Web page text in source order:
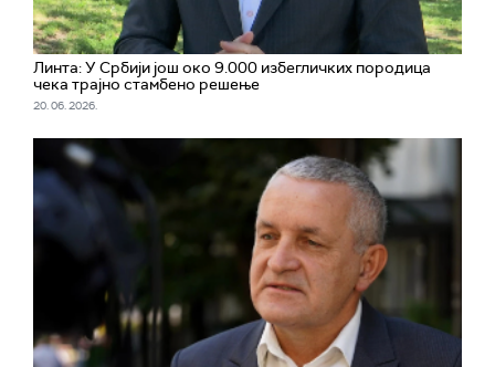
Линта: У Србији још око 9.000 избегличких породица
чека трајно стамбено решење
20. 06. 2026.